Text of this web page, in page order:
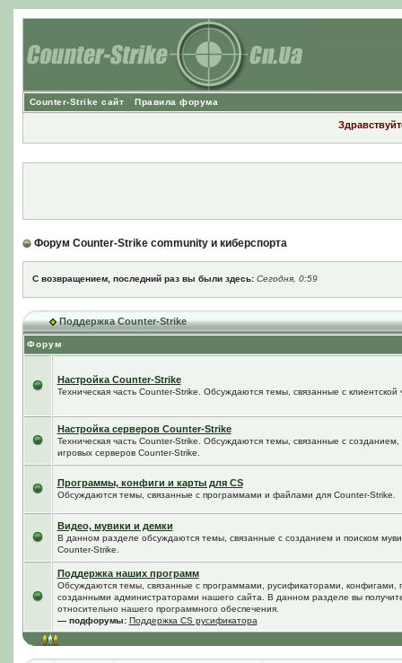
Counter-Strike сайт Правила форума
Форум Counter-Strike community и киберспорта
С возвращением, последний раз вы были здесь: Сегодня, 0:59
Поддержка Counter-Strike
Форум
Настройка Counter-Strike
Техническая часть Counter-Strike. Обсуждаются темы, связанные с клиентской
Настройка серверов Counter-Strike
Техническая часть Counter-Strike. Обсуждаются темы, связанные с
игровых серверов Counter-Strike.
Программы, конфиги и карты для CS
Обсуждаются темы, связанные с программами и файлами для Counter-Strike.
Видео, мувики и демки
В данном разделе обсуждаются темы, связанные с созданием и поиском
Counter-Strike.
Поддержка наших программ
Обсуждаются темы, связанные с программами, русификаторами, конфигами,
созданными администраторами нашего сайта. В данном разделе вы
относительно нашего программного обеспечения.
— подфорумы: Поддержка CS русификатора